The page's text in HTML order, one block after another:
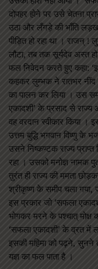
दोपहर होने पर उसे चेतना
उठा और लँगड़े की भाँति
पीड़ित हो रहा था ।
लौटा, तब तक सूर्यदेव अस्त
फल निवेदन करते हुए कहा:
कहकर लुम्भक ने रातभर नींद
का पालन कर लिया । उस
एकादशी’ के प्रसाद से
वह वरदान स्वीकार किया ।
उत्तम बुद्धि भगवान विष्णु के
उसने निष्कण्टक राज्य
रहा । उसको मनोज्ञ नामक
तुरंत ही राज्य की ममता
श्रीकृष्ण के समीप चला गया,
इस प्रकार जो ‘सफला
भोगकर मरने के पश्चात् मोक्ष
‘सफला एकादशी’ के व्रत में
इसकी महिमा को पढ़ने,
यज्ञ का फल पाता है ।